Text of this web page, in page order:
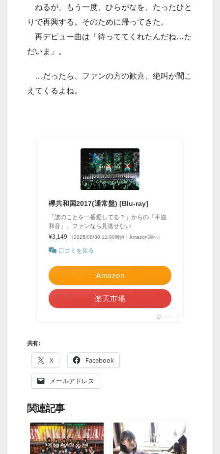
ねるが、もう一度、ひらがなを、たったひと
りで再興する。そのために帰ってきた。
再デビュー曲は「待っててくれたんだね…た
だいま」。
…だったら、ファンの方の歓喜、絶叫が聞こ
えてくるよね。
欅共和国2017(通常盤) [Blu-ray]
「誰のことを一番愛してる？」からの「不協
和音」、ファンなら見逃せない
¥3,149
（2025/08/30 11:00時点 | Amazon調べ）
口コミを見る
Amazon
楽天市場
ポチップ
共有:
X Facebook
メールアドレス
関連記事